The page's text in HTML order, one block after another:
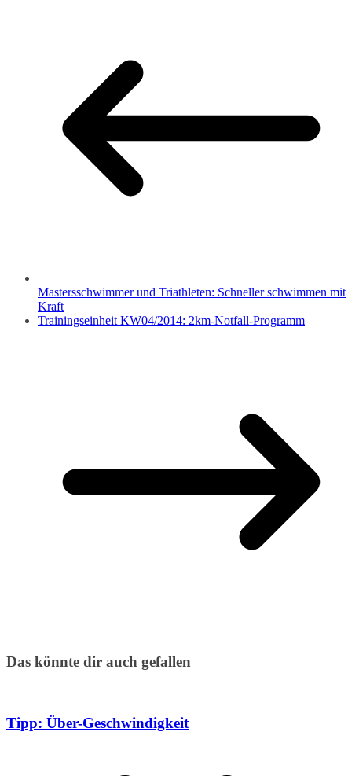
Mastersschwimmer und Triathleten: Schneller schwimmen mit
Kraft
Trainingseinheit KW04/2014: 2km-Notfall-Programm
Das könnte dir auch gefallen
Tipp: Über-Geschwindigkeit